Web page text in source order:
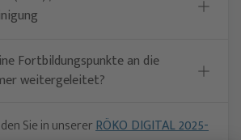
Fortbildungspunkte an die
weitergeleitet?
Sie in unsererRÖKO DIGITAL 2025-